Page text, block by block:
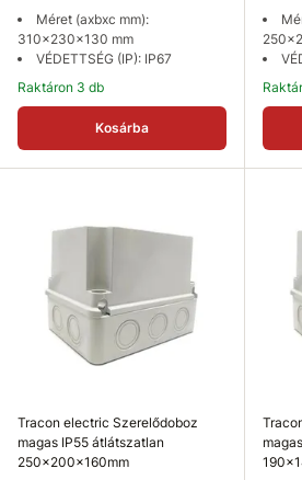
Méret (axbxc mm):
310x230x130 mm
VÉDETTSÉG (IP): IP67
Raktáron 3 db
Kosárba
Tracon electric Szerelődoboz
magas IP55 átlátszatlan
250x200x160mm